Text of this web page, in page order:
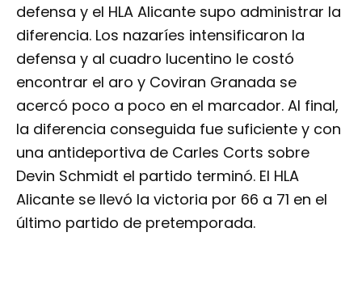
defensa y el HLA Alicante supo administrar la
diferencia. Los nazaríes intensificaron la
defensa y al cuadro lucentino le costó
encontrar el aro y Coviran Granada se
acercó poco a poco en el marcador. Al final,
la diferencia conseguida fue suficiente y con
una antideportiva de Carles Corts sobre
Devin Schmidt el partido terminó. El HLA
Alicante se llevó la victoria por 66 a 71 en el
último partido de pretemporada.